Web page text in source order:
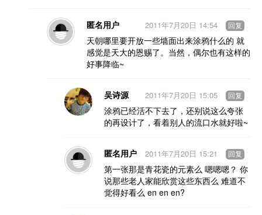
匿名用户
天朝哪里要开放一些墙面出来涂鸦什么的 就
感觉是天大的恩赐了。当然，偶尔也有这样的
好事降临~
2011年7月20日 14:54 回复
吴诗源
涂鸦已经活不下去了，还别说这么夸张
的再设计了，看着别人的流口水就好啦~
2011年7月20日 15:05 回复
匿名用户
第一张那是青花瓷的元素么 嗯嗯嗯？ 你
说那些老人家能欣赏这些东西么 难道不
觉得好看么 en en en?
2011年7月20日 15:21 回复